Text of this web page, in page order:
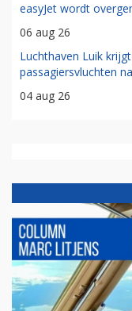
easyJet wordt
06 aug 26
Luchthaven Luik
passagiersvluchten
04 aug 26